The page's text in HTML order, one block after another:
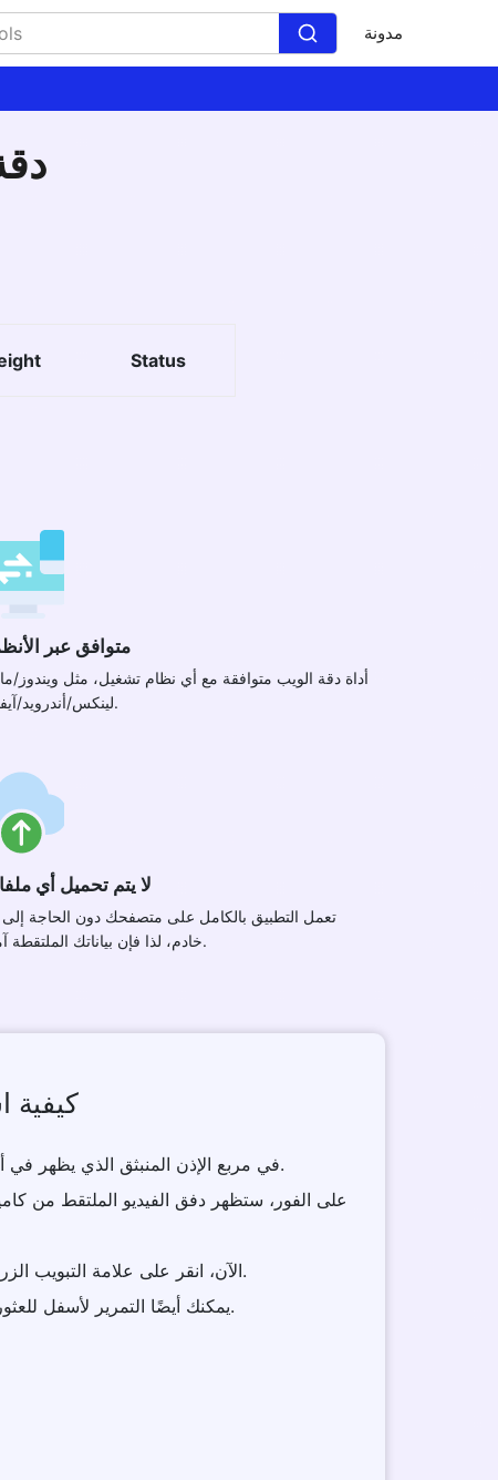
مدونة
Status
متوافق عبر
أداة دقة الويب متوافقة مع أي نظام تشغيل، مثل ويندوز/
لينكس/أندرويد/آيفون.
لا يتم تحميل أي
تعمل التطبيق بالكامل على متصفحك دون الحاجة
خادم، لذا فإن بياناتك الملتقطة آمنة.
كيفية
1 . في مربع الإذن المنبثق الذي يظهر في أعلى نافذتك، انقر على سماح.
3 . الآن، انقر على علامة التبويب الزرقاء للتحقق من دقة الكاميرا.
4 . يمكنك أيضًا التمرير لأسفل للعثور على تفاصيل كاميرتك أدناه.